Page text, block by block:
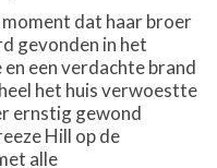
moment dat haar broer
gevonden in het
een verdachte brand
het huis verwoestte
ernstig gewond
Hill op de
alle